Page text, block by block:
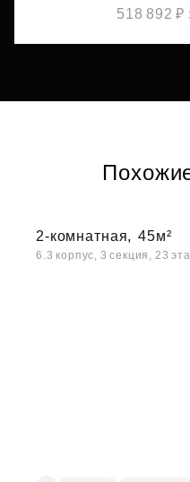
518 892 ₽
2-комнатная, 45м²
6.3 корпус, 3 секция, 23